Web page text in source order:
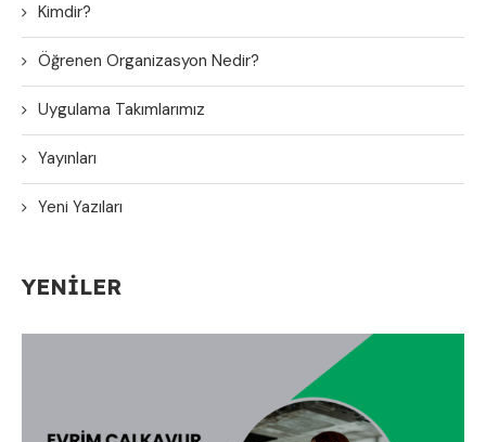
Kimdir?
Öğrenen Organizasyon Nedir?
Uygulama Takımlarımız
Yayınları
Yeni Yazıları
YENILER